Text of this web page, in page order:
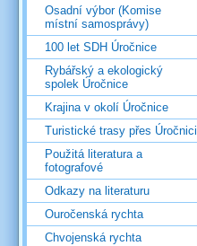
Osadní výbor (Komise
místní samosprávy)
100 let SDH Úročnice
Rybářský a ekologický
spolek Úročnice
Krajina v okolí Úročnice
Turistické trasy přes Úročnici
Použitá literatura a
fotografové
Odkazy na literaturu
Ouročenská rychta
Chvojenská rychta